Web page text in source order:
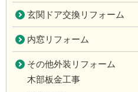
玄関ドア交換リフォーム
内窓リフォーム
その他外装リフォーム
木部板金工事